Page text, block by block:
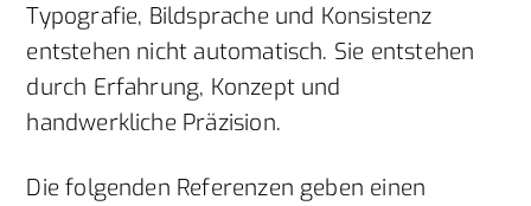
Typografie, Bildsprache und Konsistenz
entstehen nicht automatisch. Sie entstehen
durch Erfahrung, Konzept und
handwerkliche Präzision.
Die folgenden Referenzen geben einen